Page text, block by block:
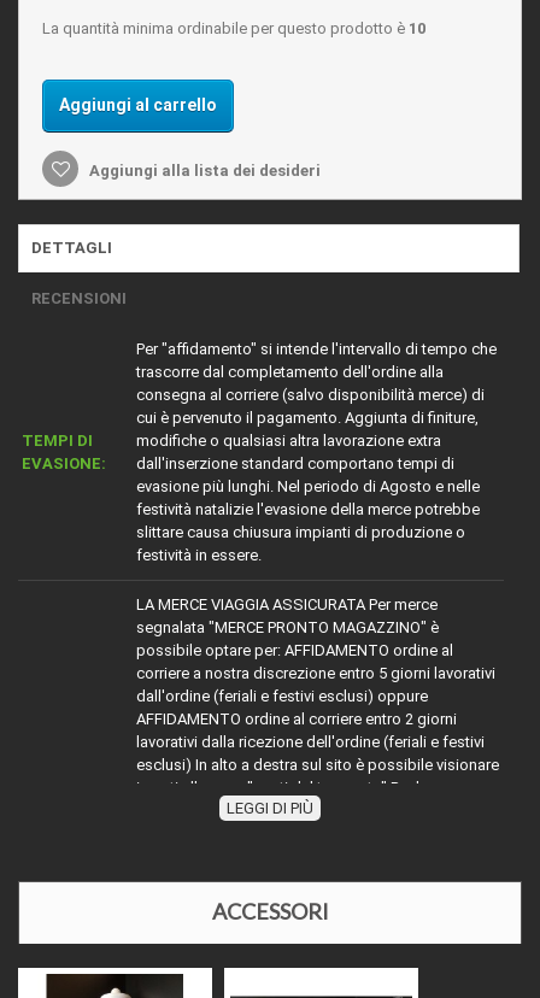
La quantità minima ordinabile per questo prodotto è 10
Aggiungi al carrello
Aggiungi alla lista dei desideri
DETTAGLI
RECENSIONI
TEMPI DI
EVASIONE:
Per "affidamento" si intende l'intervallo di tempo che
trascorre dal completamento dell'ordine alla
consegna al corriere (salvo disponibilità merce) di
cui è pervenuto il pagamento. Aggiunta di finiture,
modifiche o qualsiasi altra lavorazione extra
dall'inserzione standard comportano tempi di
evasione più lunghi. Nel periodo di Agosto e nelle
festività natalizie l'evasione della merce potrebbe
slittare causa chiusura impianti di produzione o
festività in essere.
LA MERCE VIAGGIA ASSICURATA Per merce
segnalata "MERCE PRONTO MAGAZZINO" è
possibile optare per: AFFIDAMENTO ordine al
corriere a nostra discrezione entro 5 giorni lavorativi
dall'ordine (feriali e festivi esclusi) oppure
AFFIDAMENTO ordine al corriere entro 2 giorni
lavorativi dalla ricezione dell'ordine (feriali e festivi
esclusi) In alto a destra sul sito è possibile visionare
i costi alla voce "costi del trasporto" Per la merce
con diciture diverse da MERCE PRONTO
evaso 2 giorni lavorativi) ai tempi dell'affidamento al
corriere richiesto, oppure contattarci
telefonicamente o via mail per disponibilità e relativi
tempi di affidamento al corriere. Nel periodo di
Agosto e nelle festività natalizie l'affidamento della
merce ai corrieri potrebbe slittare causa chiusura
LEGGI DI PIÙ
ACCESSORI